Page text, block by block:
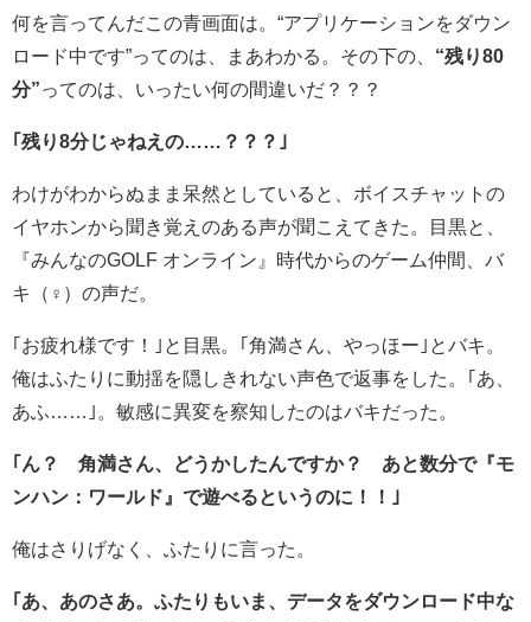
何を言ってんだこの青画面は。“アプリケーションをダウン
ロード中です”ってのは、まあわかる。その下の、 “残り80
分”ってのは、いったい何の間違いだ？？？
｢残り8分じゃねえの……？？？｣
わけがわからぬまま呆然としていると、ボイスチャットの
イヤホンから聞き覚えのある声が聞こえてきた。目黒と、
『みんなのGOLF オンライン』時代からのゲーム仲間、バ
キ（ ♀ ）の声だ。
｢お疲れ様です！｣と目黒。｢角満さん、やっほー｣とバキ。
俺はふたりに動揺を隠しきれない声色で返事をした。｢あ、
あふ……｣。敏感に異変を察知したのはバキだった。
｢ん？ 角満さん、どうかしたんですか？ あと数分で『モ
ンハン：ワールド』で遊べるというのに！！｣
俺はさりげなく、ふたりに言った。
｢あ、あのさあ。ふたりもいま、データをダウンロード中な